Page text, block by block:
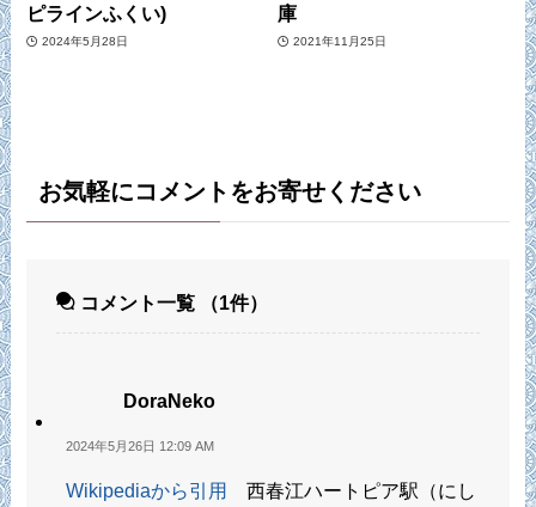
ピラインふくい)
2024年5月28日
庫
2021年11月25日
お気軽にコメントをお寄せください
コメント一覧 （1件）
DoraNeko
2024年5月26日 12:09 AM
Wikipediaから引用 西春江ハートピア駅（にし